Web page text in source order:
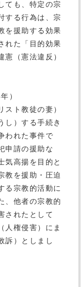
ても、特定の宗
する行為は、宗
を援助する効果
れた「目的効果
憲（憲法違反）
）
スト教徒の妻）
し）する手続き
われた事件で
申請の援助な
気高揚を目的と
教を援助・圧迫
る宗教的活動に
、他者の宗教的
されたとして
人権侵害）にま
訴）としまし